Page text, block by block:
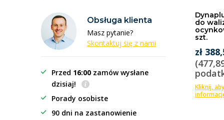
do
szt.
zł
Kliknij,
Obsługa klienta
Masz pytanie?
Skontaktuj się z nami
Przed 16:00 zamów wysłane
dzisiaj!
Porady osobiste
90 dni na zastanowienie